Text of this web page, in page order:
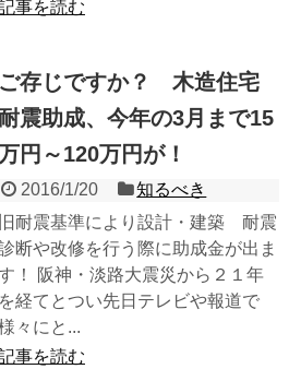
事を読む
ご存じですか？ 木造住宅
耐震助成、今年の3月まで15
円～120万円が！
2016/1/20
知るべき
旧耐震基準により設計・建築 耐震
断や改修を行う際に助成金が出ま
！ 阪神・淡路大震災から２１年
を経てとつい先日テレビや報道で
々にと...
事を読む